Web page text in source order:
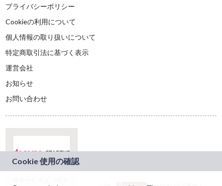
プライバシーポリシー
Cookieの利用について
個人情報の取り扱いについて
特定商取引法に基づく表示
運営会社
お知らせ
お問い合わせ